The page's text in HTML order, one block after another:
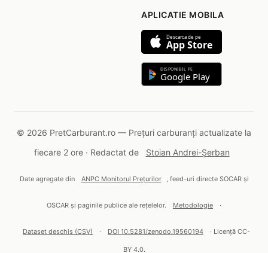
APLICATIE MOBILA
Descarca de pe
App Store
DISPONIBIL PE
Google Play
© 2026 PretCarburant.ro — Prețuri carburanți actualizate la
fiecare 2 ore · Redactat de
Stoian Andrei-Șerban
Date agregate din ANPC Monitorul Prețurilor , feed-uri directe SOCAR și
OSCAR și paginile publice ale rețelelor. Metodologie ·
Dataset deschis (CSV) · DOI 10.5281/zenodo.19560194 · Licență CC-
BY 4.0.